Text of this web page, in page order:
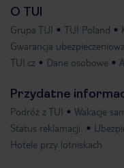
O TUI
Grupa TUI TUI Poland
Gwarancja ubezpieczeniowa
TUI.cz
Dane osobowe
Przydatne
Podróż z TUI Wakacje
Status reklamacji
Hotele przy lotniskach